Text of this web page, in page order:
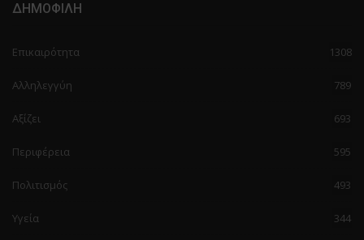
ΔΗΜΟΦΙΛΗ
Επικαιρότητα 1308
Αλληλεγγύη 789
Αξίζει 693
Περιφέρεια 595
Πολιτισμός 493
Υγεία 344